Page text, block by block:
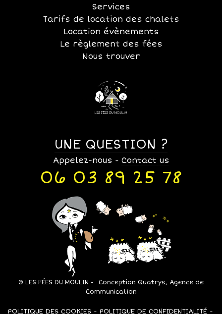
Services
Tarifs de location des chalets
Location évènements
Le règlement des fées
Nous trouver
UNE QUESTION ?
Appelez-nous - Contact us
06 03 89 25 78
© LES FÉES DU MOULIN -
Conception Quatrys, Agence de
Communication
POLITIQUE DES COOKIES POLITIQUE DE CONFIDENTIALITÉ